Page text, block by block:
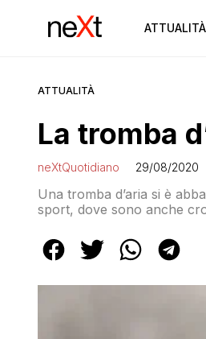
ATTUALITÀ
ATTUALITÀ
La tromba
neXtQuotidiano 29/08/2020
Una tromba d’aria si è
sport, dove sono anche